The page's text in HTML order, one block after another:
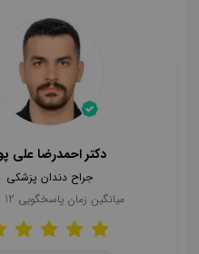
دکتر احمدرضا علی
جراح دندان پزشکی
میانگین زمان پاسخگویی 12